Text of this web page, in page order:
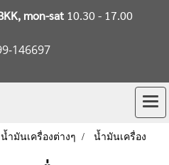
mon-sat10.30 - 17.00
146697
น้ำมันเครื่องต่างๆ น้ำมันเครื่อง